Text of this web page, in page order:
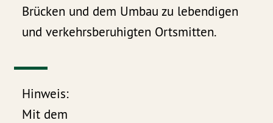
Brücken und dem Umbau zu lebendigen
und verkehrsberuhigten Ortsmitten.
Hinweis:
Mit dem